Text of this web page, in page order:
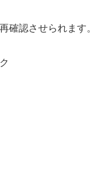
確認させられます。